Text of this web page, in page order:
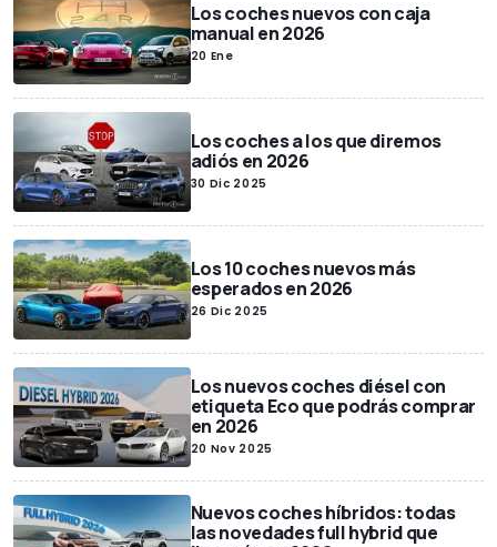
Los coches nuevos con caja
manual en 2026
20 Ene
Los coches a los que diremos
adiós en 2026
30 Dic 2025
Los 10 coches nuevos más
esperados en 2026
26 Dic 2025
Los nuevos coches diésel con
etiqueta Eco que podrás comprar
en 2026
20 Nov 2025
Nuevos coches híbridos: todas
las novedades full hybrid que